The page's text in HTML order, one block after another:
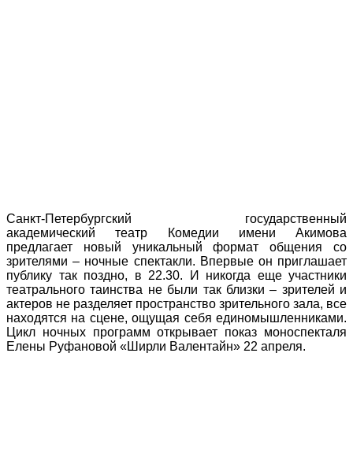
Санкт-Петербургский государственный
академический театр Комедии имени Акимова
предлагает новый уникальный формат общения со
зрителями – ночные спектакли. Впервые он приглашает
публику так поздно, в 22.30. И никогда еще участники
театрального таинства не были так близки – зрителей и
актеров не разделяет пространство зрительного зала, все
находятся на сцене, ощущая себя единомышленниками.
Цикл ночных программ открывает показ моноспекталя
Елены Руфановой «Ширли Валентайн» 22 апреля.